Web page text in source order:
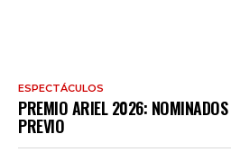
ESPECTÁCULOS
PREMIO ARIEL 2026: NOMINADOS
PREVIO